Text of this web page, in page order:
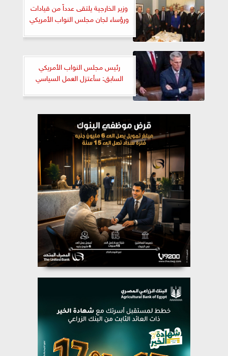
وزير الخارجية يلتقى عدداً من قيادات
ورؤساء لجان مجلس النواب الأمريكي
رئيس مجلس النواب الأمريكي
السابق: سأعتزل العمل السياسي